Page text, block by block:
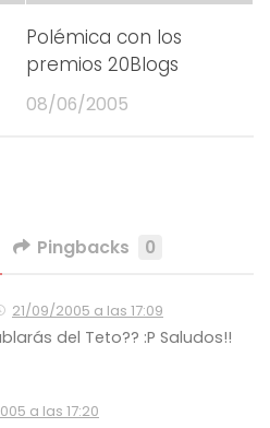
Polémica con los
premios 20Blogs
08/06/2005
Pingbacks 0
21/09/2005 a las 17:09
del Teto?? :P Saludos!!
a las 17:20